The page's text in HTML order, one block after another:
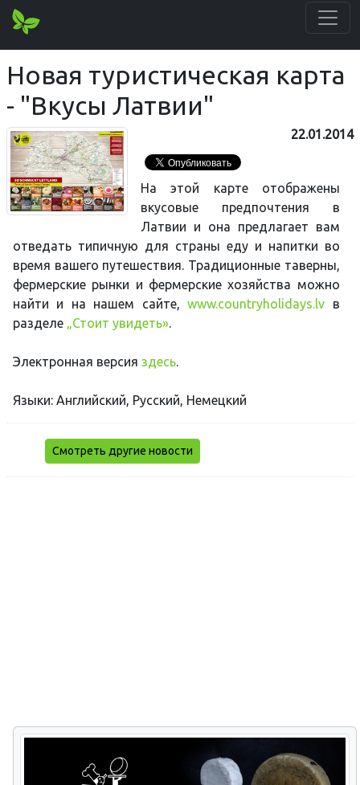
Новая туристическая карта
- "Вкусы Латвии"
22.01.2014
На этой карте отображены
вкусовые предпочтения в
Латвии и она предлагает вам
отведать типичную для страны еду и напитки во
время вашего путешествия. Традиционные таверны,
фермерские рынки и фермерские хозяйства можно
найти и на нашем сайте,www.countryholidays.lv в
разделе „Стоит увидеть».
Электронная версия здесь.
Языки: Английский, Русский, Немецкий
Смотреть другие новости